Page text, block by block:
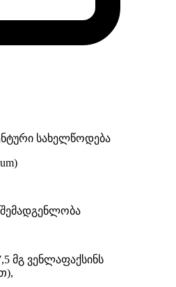
სახელწოდება
მგ ვენლაფაქსინს